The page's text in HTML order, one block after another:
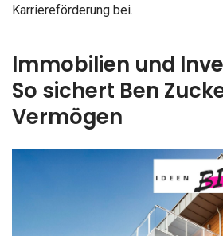
Karriereförderung bei.
Immobilien und
So sichert Ben
Vermögen